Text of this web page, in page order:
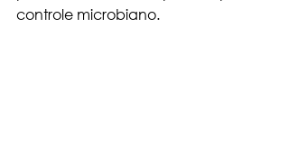
controle microbiano.